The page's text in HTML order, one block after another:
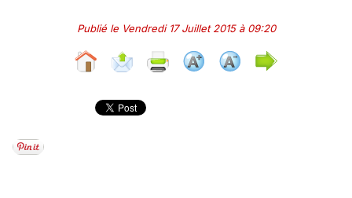
Publié le Vendredi 17 Juillet 2015 à 09:20